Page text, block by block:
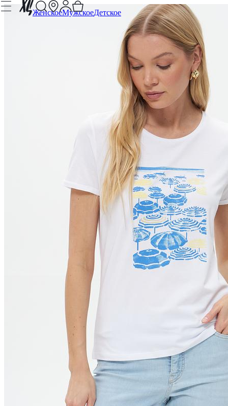
ЖенскоеМужскоеДетское